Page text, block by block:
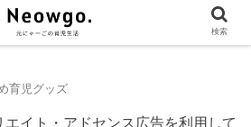
育児グッズ
イト・アドセンス広告を利用して
検索